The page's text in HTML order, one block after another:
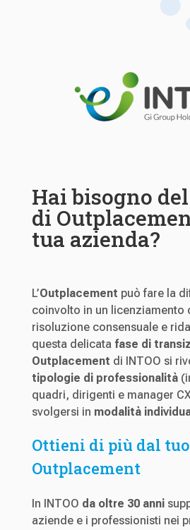
Hai bisogno
di
tua azienda?
L’Outplacement può fare la
coinvolto in un licenziamento
risoluzione consensuale e
questa delicata fase di
Outplacement di INTOO si
tipologie di professionalità
quadri, dirigenti e manager
svolgersi in modalità
Ottieni di più dal
Outplacement
In INTOO da oltre 30 anni
aziende e i professionisti nei